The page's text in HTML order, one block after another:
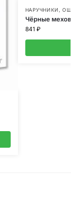
НАРУЧНИКИ,
Чёрные
841 ₽